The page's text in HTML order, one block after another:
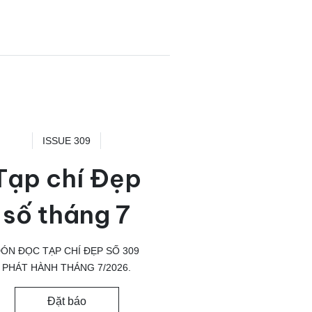
ISSUE 309
chí Đẹp
số tháng 7
ĐỌC TẠP CHÍ ĐẸP SỐ 309
PHÁT HÀNH THÁNG 7/2026.
Đặt báo